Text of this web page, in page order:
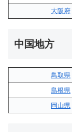
大阪府
中国地方
鳥取県
島根県
岡山県